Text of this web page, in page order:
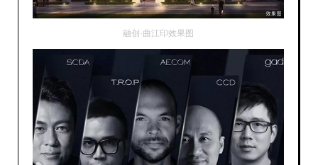
融创·曲江印效果图